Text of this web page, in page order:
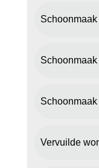
Vervuilde